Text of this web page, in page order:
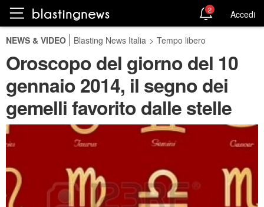
2 Accedi
NEWS & VIDEO Blasting News Italia > Tempo libero
Oroscopo del giorno del 10
gennaio 2014, il segno dei
gemelli favorito dalle stelle